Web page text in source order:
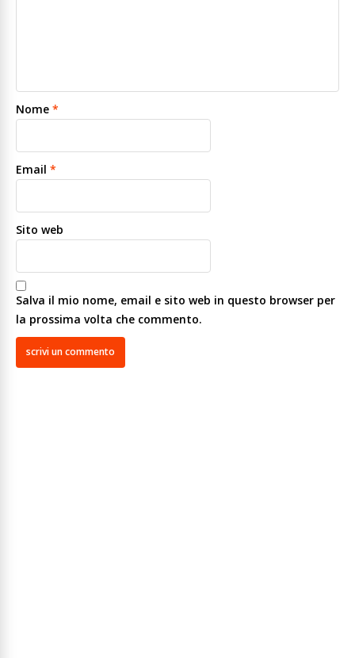
Nome *
Email *
Sito web
Salva il mio nome, email e sito web in questo browser per
la prossima volta che commento.